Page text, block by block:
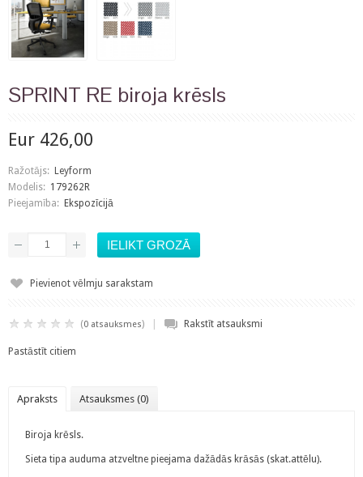
SPRINT RE biroja krēsls
Eur 426,00
Ražotājs:
Leyform
Modelis: 179262R
Pieejamība: Ekspozīcijā
Pievienot vēlmju sarakstam
(0 atsauksmes) Rakstīt atsauksmi
Pastāstīt citiem
Apraksts Atsauksmes (0)
Biroja krēsls.
Sieta tipa auduma atzveltne pieejama dažādās krāsās (skat.attēlu).